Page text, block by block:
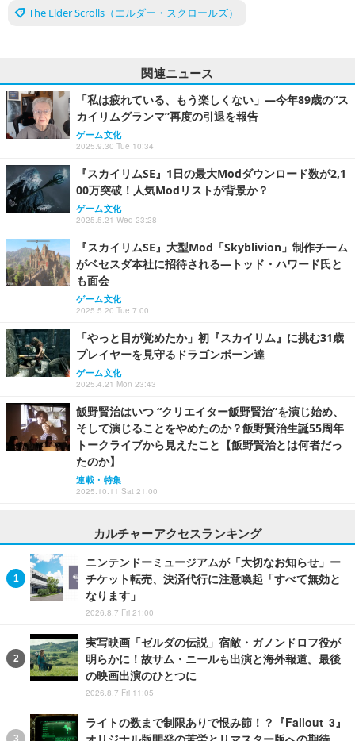
The Elder Scrolls（エルダー・スクロールズ）
関連ニュース
「私は疲れている、もう楽しくない」―今年89歳の“ス
カイリムグランマ”再度の引退を報告
ゲーム文化
2025.9.30 Tue 10:34
『スカイリムSE』1日の最大Modダウンロード数が2,1
00万突破！人気Modリストが背景か？
ゲーム文化
2025.5.21 Wed 23:28
『スカイリムSE』大型Mod「Skyblivion」制作チーム
がベセスダ本社に招待される―トッド・ハワード氏と
も面会
ゲーム文化
2025.5.20 Tue 7:00
「やっと目が覚めたか」初『スカイリム』に挑む31歳
プレイヤーを見守るドラゴンボーン達
ゲーム文化
2025.4.21 Mon 23:43
飯野賢治はいつ “クリエイター飯野賢治”を演じ始め、
そして演じることをやめたのか？飯野賢治生誕55周年
トークライブから見えたこと【飯野賢治とは何者だっ
たのか】
連載・特集
2025.10.11 Sat 21:00
カルチャーアクセスランキング
ニンテンドーミュージアムが「大切なお知らせ」ー
チケット転売、決済代行に注意喚起「すべて無効と
なります」
2026.8.7 Fri 21:00
実写映画「ゼルダの伝説」宿敵・ガノンドロフ役が
明らかに！故サム・ニールも出演と海外報道。最後
の映画出演のひとつに
2026.8.7 Fri 11:05
ライトの数まで制限ありで恨み節！？『Fallout 3』